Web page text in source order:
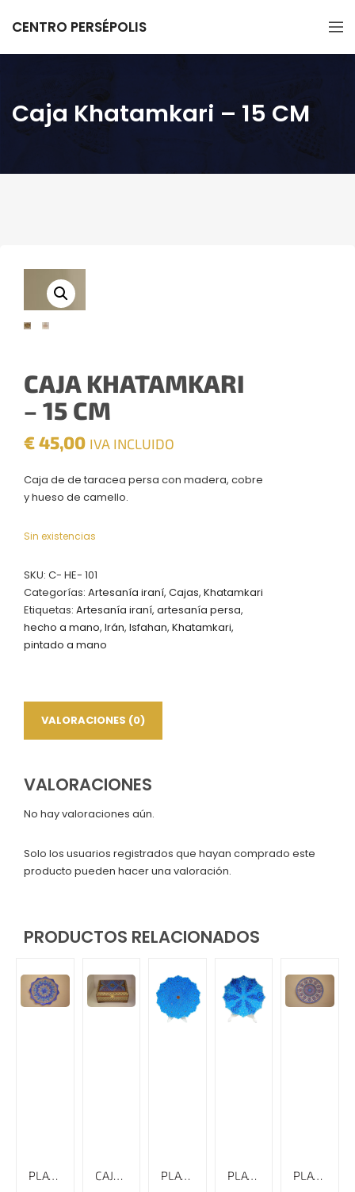
CENTRO PERSÉPOLIS
Caja Khatamkari – 15 CM
CAJA KHATAMKARI
– 15 CM
€45,00 IVA INCLUIDO
Caja de de taracea persa con madera, cobre
y hueso de camello.
Sin existencias
SKU: C- HE- 101
Categorías: Artesanía iraní, Cajas, Khatamkari
Etiquetas: Artesanía iraní, artesanía persa,
hecho a mano, Irán, Isfahan, Khatamkari,
pintado a mano
VALORACIONES (0)
VALORACIONES
No hay valoraciones aún.
Solo los usuarios registrados que hayan comprado este
producto pueden hacer una valoración.
PRODUCTOS RELACIONADOS
PLATO ESMALTADO CON RELIEVE Y BORDE ESPECIAL MINAKARI CAJA KHATAMKARI – 18 CM PLATO ESMALTADO LISO CON BORDE ESPECIAL MINAKARI, 30 CM PLATO ESMALTADO LISO CON BORDE ESPECIAL MINAKARI, 18 CM PLATO ESMALTADO LISO MINAKARI – 20 CM